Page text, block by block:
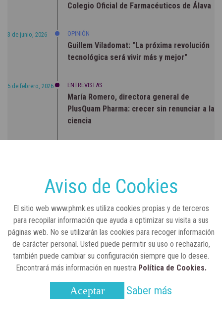
Colegio Oficial de Farmacéuticos de Álava
3 de junio, 2026 OPINIÓN
Guillem Viladomat: "La próxima revolución
tecnológica será vivir más y mejor"
5 de febrero, 2026 ENTREVISTAS
María Romero, directora general de
PlusQuam Pharma: crecer sin renunciar a la
ciencia
Lilly impulsa "Razones de Peso" para
visibilizar la obesidad
25 de marzo, 2023 ENTRE BASTIDORES
Real Academia Nacional de Farmacia: un
la sociedad actual
Aviso de Cookies
El sitio web www.phmk.es utiliza cookies propias y de terceros
para recopilar información que ayuda a optimizar su visita a sus
páginas web. No se utilizarán las cookies para recoger información
de carácter personal. Usted puede permitir su uso o rechazarlo,
también puede cambiar su configuración siempre que lo desee.
Encontrará más información en nuestra Política de Cookies.
Aceptar Saber más